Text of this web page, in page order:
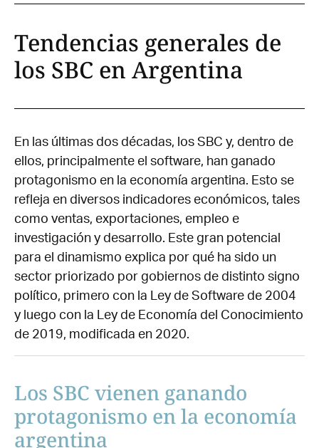
Tendencias generales de
los SBC en Argentina
En las últimas dos décadas, los SBC y, dentro de
ellos, principalmente el software, han ganado
protagonismo en la economía argentina. Esto se
refleja en diversos indicadores económicos, tales
como ventas, exportaciones, empleo e
investigación y desarrollo. Este gran potencial
para el dinamismo explica por qué ha sido un
sector priorizado por gobiernos de distinto signo
político, primero con la Ley de Software de 2004
y luego con la Ley de Economía del Conocimiento
de 2019, modificada en 2020.
Los SBC vienen ganando
protagonismo en la economía
argentina